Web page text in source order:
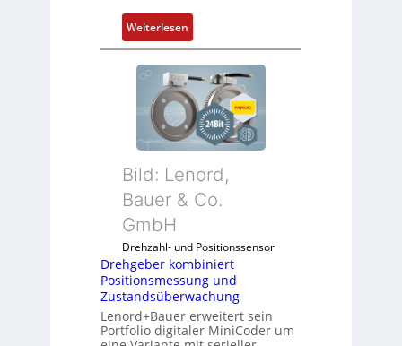
n
e
n
C
l
ä
s
s
t
s
c
h
e
x
i
b
e
Weiterlesen:
M
o
b
i
f
n
d
u
l
b
Bild: Lenord,
Bauer & Co.
GmbH
Drehzahl- und Positionssensor
Drehgeber kombiniert
Positionsmessung und
Zustandsüberwachung
Lenord+Bauer erweitert sein
Portfolio digitaler MiniCoder um